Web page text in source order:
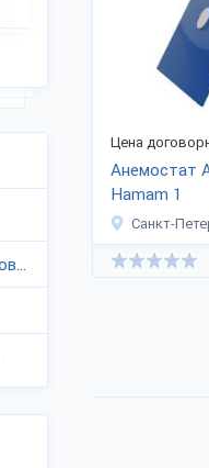
Цена
Анемостат
Hamam 1
Санкт-
Вентиляционные установки